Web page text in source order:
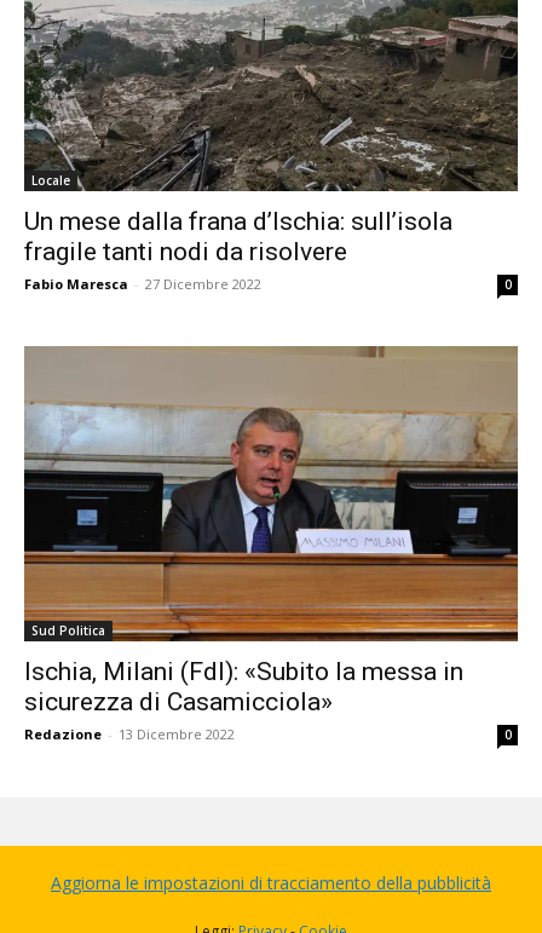
Locale
Un mese dalla frana d’Ischia: sull’isola
fragile tanti nodi da risolvere
Fabio Maresca - 27 Dicembre 2022 0
Sud Politica
Ischia, Milani (FdI): «Subito la messa in
sicurezza di Casamicciola»
Redazione - 13 Dicembre 2022 0
Aggiorna le impostazioni di tracciamento della pubblicità